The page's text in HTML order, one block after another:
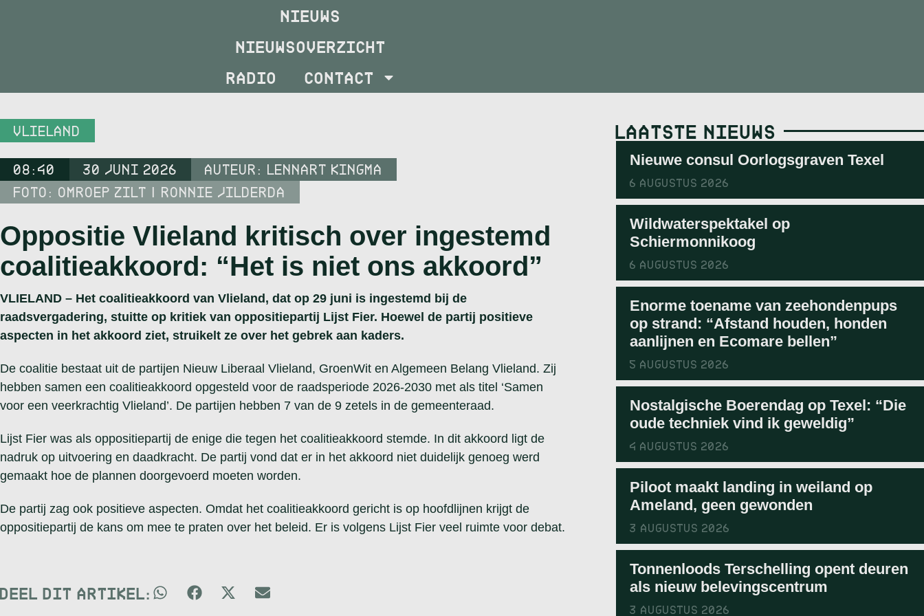
NIEUWS
NIEUWSOVERZICHT
RADIO
CONTACT
VLIELAND
08:40 30 JUNI 2026 AUTEUR: LENNART KINGMA
FOTO: OMROEP ZILT | RONNIE JILDERDA
Oppositie Vlieland kritisch over ingestemd
coalitieakkoord: “Het is niet ons akkoord”
VLIELAND – Het coalitieakkoord van Vlieland, dat op 29 juni is ingestemd bij de
raadsvergadering, stuitte op kritiek van oppositiepartij Lijst Fier. Hoewel de partij positieve
aspecten in het akkoord ziet, struikelt ze over het gebrek aan kaders.
De coalitie bestaat uit de partijen Nieuw Liberaal Vlieland, GroenWit en Algemeen Belang Vlieland. Zij
hebben samen een coalitieakkoord opgesteld voor de raadsperiode 2026-2030 met als titel ‘Samen
voor een veerkrachtig Vlieland’. De partijen hebben 7 van de 9 zetels in de gemeenteraad.
Lijst Fier was als oppositiepartij de enige die tegen het coalitieakkoord stemde. In dit akkoord ligt de
nadruk op uitvoering en daadkracht. De partij vond dat er in het akkoord niet duidelijk genoeg werd
gemaakt hoe de plannen doorgevoerd moeten worden.
De partij zag ook positieve aspecten. Omdat het coalitieakkoord gericht is op hoofdlijnen krijgt de
oppositiepartij de kans om mee te praten over het beleid. Er is volgens Lijst Fier veel ruimte voor debat.
DEEL DIT ARTIKEL:
LAATSTE NIEUWS
Nieuwe consul Oorlogsgraven Texel
6 AUGUSTUS 2026
Wildwaterspektakel op
Schiermonnikoog
6 AUGUSTUS 2026
Enorme toename van zeehondenpups
op strand: “Afstand houden, honden
aanlijnen en Ecomare bellen”
5 AUGUSTUS 2026
Nostalgische Boerendag op Texel: “Die
oude techniek vind ik geweldig”
4 AUGUSTUS 2026
Piloot maakt landing in weiland op
Ameland, geen gewonden
3 AUGUSTUS 2026
Tonnenloods Terschelling opent deuren
als nieuw belevingscentrum
3 AUGUSTUS 2026